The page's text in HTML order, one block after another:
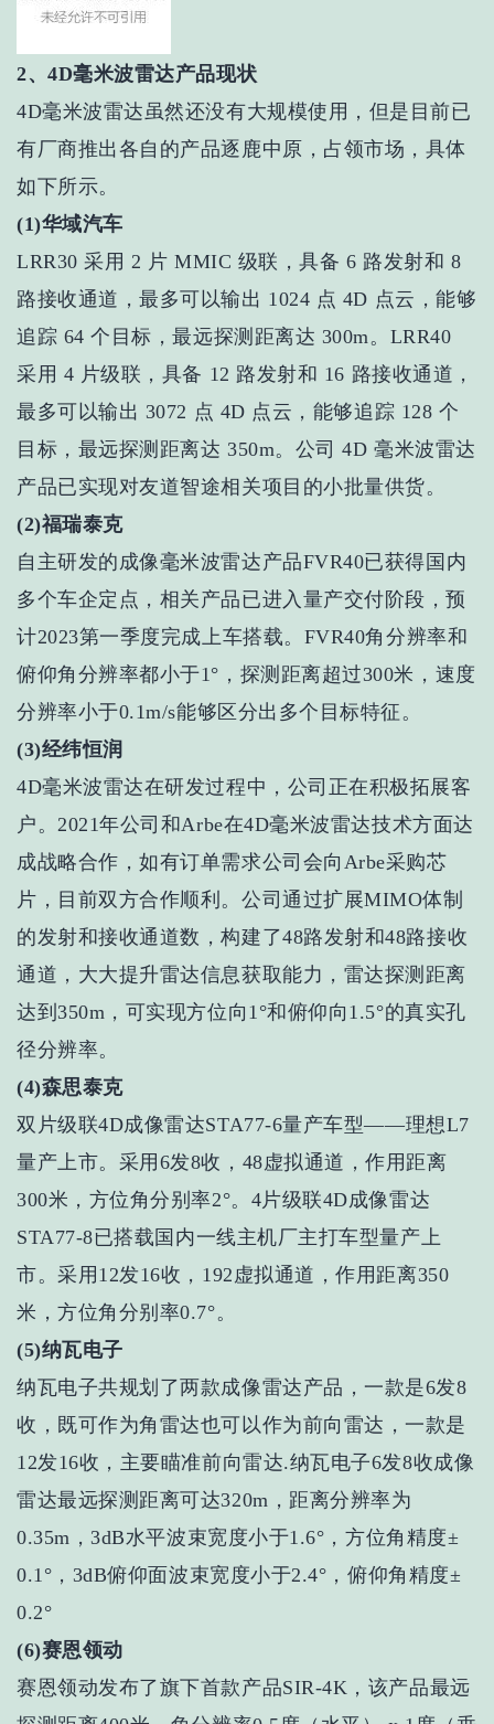
2、4D毫米波雷达产品现状
4D毫米波雷达虽然还没有大规模使用，但是目前已
有厂商推出各自的产品逐鹿中原，占领市场，具体
如下所示。
(1)华域汽车
LRR30 采用 2 片 MMIC 级联，具备 6 路发射和 8
路接收通道，最多可以输出 1024 点 4D 点云，能够
追踪 64 个目标，最远探测距离达 300m。LRR40
采用 4 片级联，具备 12 路发射和 16 路接收通道，
最多可以输出 3072 点 4D 点云，能够追踪 128 个
目标，最远探测距离达 350m。公司 4D 毫米波雷达
产品已实现对友道智途相关项目的小批量供货。
(2)福瑞泰克
自主研发的成像毫米波雷达产品FVR40已获得国内
多个车企定点，相关产品已进入量产交付阶段，预
计2023第一季度完成上车搭载。FVR40角分辨率和
俯仰角分辨率都小于1°，探测距离超过300米，速度
分辨率小于0.1m/s能够区分出多个目标特征。
(3)经纬恒润
4D毫米波雷达在研发过程中，公司正在积极拓展客
户。2021年公司和Arbe在4D毫米波雷达技术方面达
成战略合作，如有订单需求公司会向Arbe采购芯
片，目前双方合作顺利。公司通过扩展MIMO体制
的发射和接收通道数，构建了48路发射和48路接收
通道，大大提升雷达信息获取能力，雷达探测距离
达到350m，可实现方位向1°和俯仰向1.5°的真实孔
径分辨率。
(4)森思泰克
双片级联4D成像雷达STA77-6量产车型——理想L7
量产上市。采用6发8收，48虚拟通道，作用距离
300米，方位角分别率2°。4片级联4D成像雷达
STA77-8已搭载国内一线主机厂主打车型量产上
市。采用12发16收，192虚拟通道，作用距离350
米，方位角分别率0.7°。
(5)纳瓦电子
纳瓦电子共规划了两款成像雷达产品，一款是6发8
收，既可作为角雷达也可以作为前向雷达，一款是
12发16收，主要瞄准前向雷达.纳瓦电子6发8收成像
雷达最远探测距离可达320m，距离分辨率为
0.35m，3dB水平波束宽度小于1.6°，方位角精度±
0.1°，3dB俯仰面波束宽度小于2.4°，俯仰角精度±
0.2°
(6)赛恩领动
赛恩领动发布了旗下首款产品SIR-4K，该产品最远